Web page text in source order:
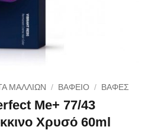
ΜΑΛΛΙΩΝ / ΒΑΦΕΙΟ / ΒΑΦΈΣ
Me+ 77/43
Χρυσό 60ml